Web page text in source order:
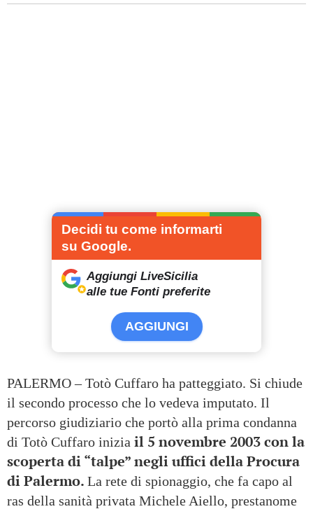
Decidi tu come informarti
su Google.
Aggiungi LiveSicilia
alle tue Fonti preferite
AGGIUNGI
PALERMO – Totò Cuffaro ha patteggiato. Si chiude
il secondo processo che lo vedeva imputato. Il
percorso giudiziario che portò alla prima condanna
di Totò Cuffaro inizia il 5 novembre 2003con la
scoperta di “talpe” negli uffici della Procura
di Palermo. La rete di spionaggio, che fa capo al
ras della sanità privata Michele Aiello, prestanome